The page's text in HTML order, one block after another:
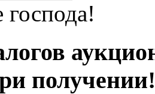
получении!